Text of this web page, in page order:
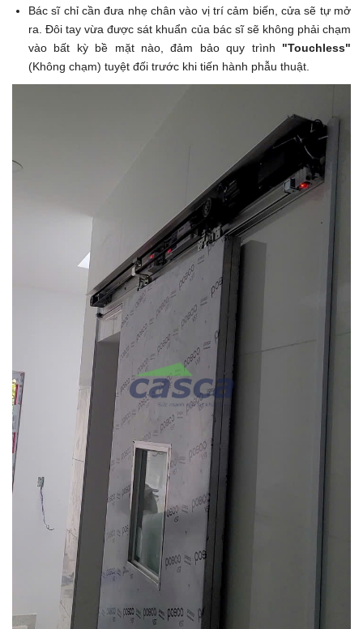
Bác sĩ chỉ cần đưa nhẹ chân vào vị trí cảm biến, cửa sẽ tự mở
ra. Đôi tay vừa được sát khuẩn của bác sĩ sẽ không phải chạm
vào bất kỳ bề mặt nào, đảm bảo quy trình "Touchless"
(Không chạm) tuyệt đối trước khi tiến hành phẫu thuật.